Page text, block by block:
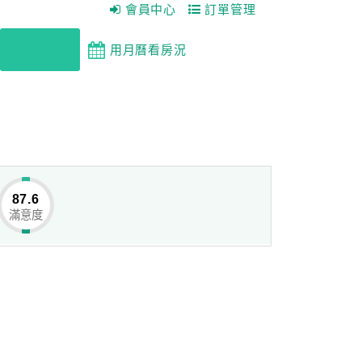
會員中心 訂單管理
用月曆看房況
87.6
滿意度